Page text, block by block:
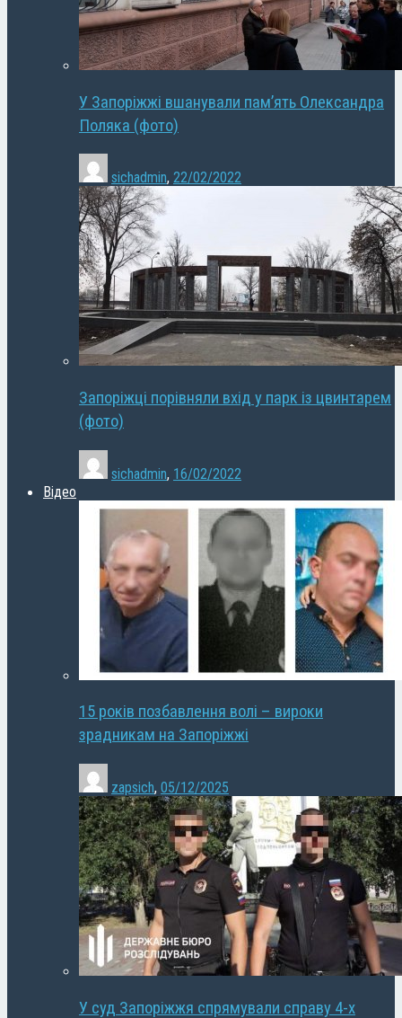
У Запоріжжі вшанували пам’ять Олександра
Поляка (фото)
sichadmin, 22/02/2022
Запоріжці порівняли вхід у парк із цвинтарем
(фото)
sichadmin, 16/02/2022
Відео
15 років позбавлення волі – вироки
зрадникам на Запоріжжі
zapsich, 05/12/2025
У суд Запоріжжя спрямували справу 4-х